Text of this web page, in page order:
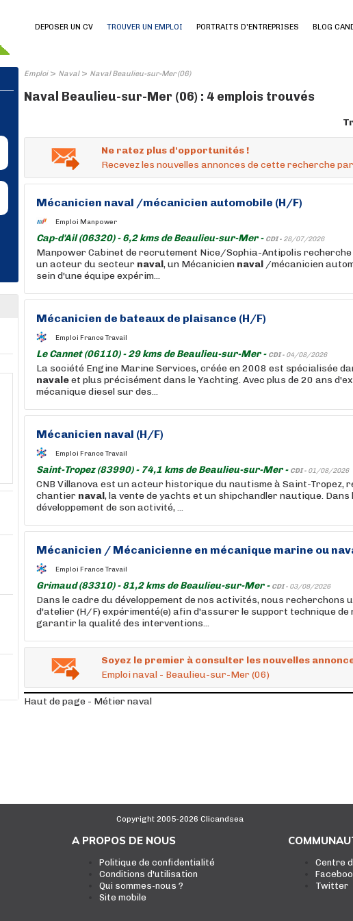
DEPOSER UN CV TROUVER UN EMPLOI PORTRAITS D'ENTREPRISES BLOG
Emploi> Naval> Naval Beaulieu-sur-Mer (06)
Naval Beaulieu-sur-Mer (06) : 4 emplois trouvés
Ne ratez plus d'opportunités !
Recevez les nouvelles annonces de cette recherche
Mécanicien naval /mécanicien automobile (H/F)
Emploi Manpower
Cap-d'Ail (06320) - 6,2 kms de Beaulieu-sur-Mer - CDI - 28/07/2026
Manpower Cabinet de recrutement Nice/Sophia-Antipolis
un acteur du secteur naval, un Mécanicien naval /mécanicien
sein d'une équipe expérim...
Mécanicien de bateaux de plaisance (H/F)
Emploi France Travail
Le Cannet (06110) - 29 kms de Beaulieu-sur-Mer - CDI - 04/08/2026
La société Engine Marine Services, créée en 2008 est spécialisée
navaleet plus précisément dans le Yachting. Avec plus de 20 ans
mécanique diesel sur des...
Mécanicien naval (H/F)
Emploi France Travail
Saint-Tropez (83990) - 74,1 kms de Beaulieu-sur-Mer - CDI - 01/08/2026
CNB Villanova est un acteur historique du nautisme à Saint-Tropez,
chantier naval, la vente de yachts et un shipchandler nautique. Dans
développement de son activité, ...
Mécanicien / Mécanicienne en mécanique marine ou
Emploi France Travail
Grimaud (83310) - 81,2 kms de Beaulieu-sur-Mer - CDI - 03/08/2026
Dans le cadre du développement de nos activités, nous recherchons
d'atelier (H/F) expérimenté(e) afin d'assurer le support technique de
garantir la qualité des interventions...
Soyez le premier à consulter les nouvelles
Emploi naval - Beaulieu-sur-Mer (06)
Haut de page - Métier naval
Copyright 2005-2026 Clicandsea
A PROPOS DE NOUS
Politique de confidentialité
Conditions d'utilisation
Qui sommes-nous ?
Site mobile
Centre
Twitter